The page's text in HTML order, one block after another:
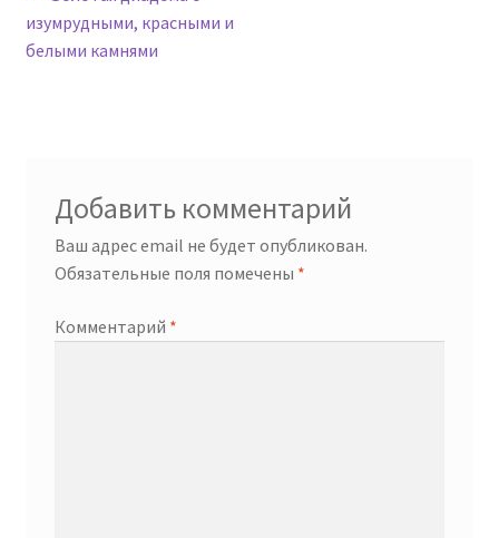
позапись:
изумрудными, красными и
белыми камнями
Добавить комментарий
Ваш адрес email не будет опубликован.
Обязательные поля помечены *
Комментарий *